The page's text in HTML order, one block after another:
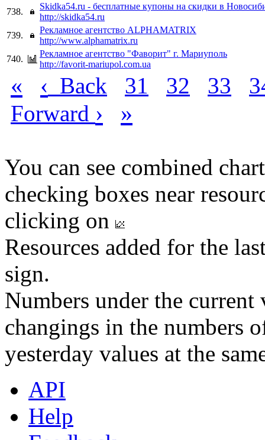
738.
Skidka54.ru - бесплатные купоны на скидки в
http://skidka54.ru
739.
Рекламное агентство ALPHAMATRIX
http://www.alphamatrix.ru
740.
Рекламное агентство "Фаворит" г. Мариуполь
http://favorit-mariupol.com.ua
« ‹ Back 31 32 33
Forward › »
You can see combined
checking boxes near
clicking on
Resources added for the
sign.
Numbers under the
changings in the numbers
yesterday values at the
API
Help